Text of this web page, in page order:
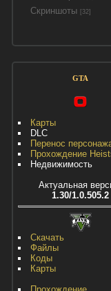
Скриншоты [32]
GTA
Карты
DLC
Перенос
Прохождение
Недвижимость
Актуальная
1.30/1.0.505.2
Скачать
Файлы
Коды
Карты